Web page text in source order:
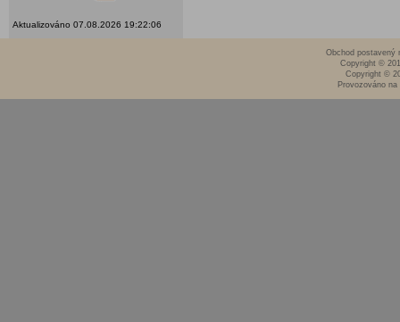
Aktualizováno 07.08.2026 19:22:06
Obchod postavený
Copyright ©
Copyright ©
Provozováno